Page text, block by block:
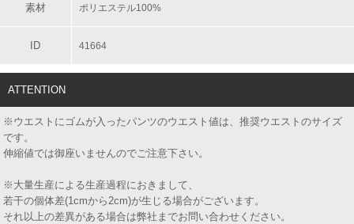
素材 ポリエステル100%
ID 41664
ATTENTION
※ウエストにゴムが入ったパンツのウエスト値は、推奨ウエストのサイズ
です。
伸縮値では御座いませんのでご注意下さい。
※大量生産による生産過程におきまして、
若干の個体差(1cmから2cm)が生じる場合がございます。
それ以上の差異がある場合は弊社までお問い合わせください。